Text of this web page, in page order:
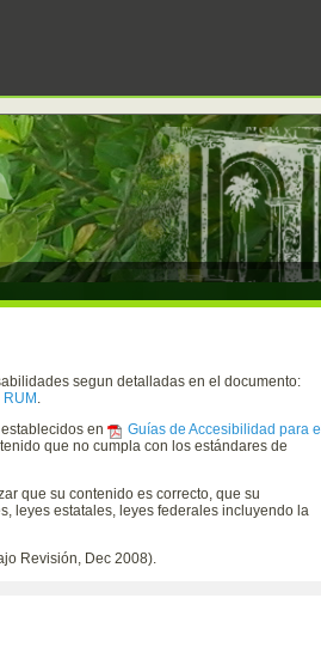
segun detalladas en el documento:
.
en
Guías de Accesibilidad para el
que no cumpla con los estándares de
que su contenido es correcto, que su
leyes estatales, leyes federales incluyendo la
Revisión, Dec 2008).